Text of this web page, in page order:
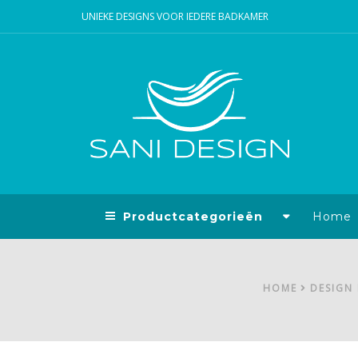
UNIEKE DESIGNS VOOR IEDERE BADKAMER
Productcategorieën Home
HOME DESIGN